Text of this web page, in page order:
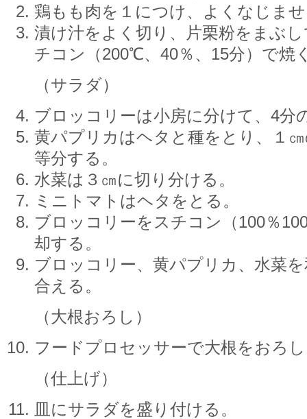
鶏もも肉を１につけ、よくなじま
漬け汁をよく切り、片栗粉をまぶ
チコン（200℃、40％、15分）で焼
（サラダ）
ブロッコリーは小房に分けて、4分
黄パプリカはヘタと種をとり、１
等分する。
水菜は３㎝に切り分ける。
ミニトマトはヘタをとる。
ブロッコリーをスチコン（100％
却する。
ブロッコリー、黄パプリカ、水菜
合える。
（大根おろし）
フードプロセッサーで大根をおろ
（仕上げ）
皿にサラダを盛り付ける。